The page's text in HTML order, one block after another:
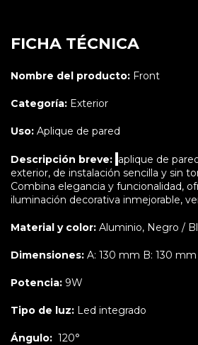
FICHA TÉCNICA
Nombre del producto: Front
Categoría: Exterior
Uso: Aplique de pared
Descripción breve: aplique de
exterior, de instalación sencilla y sin
Combina elegancia y funcionalidad,
iluminación decorativa inmejorable,
Material y color: Aluminio, Negro /
Dimensiones: A: 130 mm B: 130
Potencia: 9W
Tipo de luz: Led integrado
Ángulo: 120°